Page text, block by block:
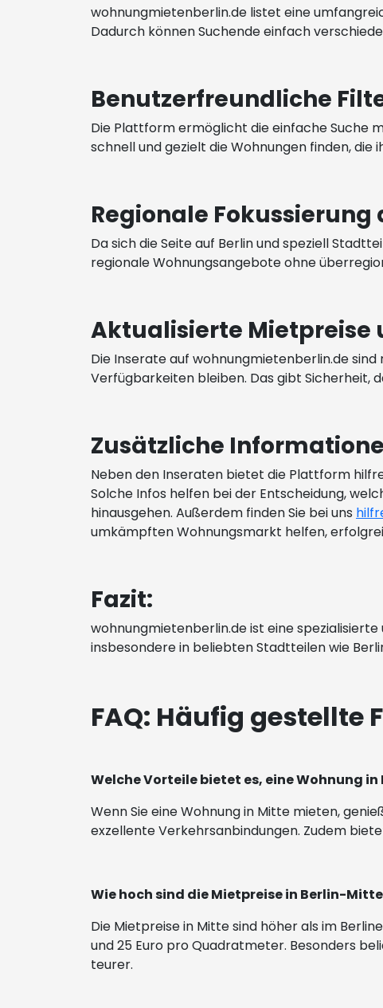
wohnungmietenberlin.de listet eine
Dadurch können Suchende einfach
Benutzerfreundliche
Die Plattform ermöglicht die einfache Suche
schnell und gezielt die Wohnungen finden, die
Regionale
Da sich die Seite auf Berlin und speziell
regionale Wohnungsangebote ohne
Aktualisierte Mietpreise
Die Inserate auf wohnungmietenberlin.de
Verfügbarkeiten bleiben. Das gibt Sicherheit,
Zusätzliche
Neben den Inseraten bietet die Plattform
Solche Infos helfen bei der Entscheidung,
hinausgehen. Außerdem finden Sie bei uns
umkämpften Wohnungsmarkt helfen,
Fazit:
wohnungmietenberlin.de ist eine
insbesondere in beliebten Stadtteilen wie
FAQ: Häufig
Welche Vorteile bietet es, eine Wohnung
Wenn Sie eine Wohnung in Mitte mieten,
exzellente Verkehrsanbindungen. Zudem
Wie hoch sind die Mietpreise in Berlin-
Die Mietpreise in Mitte sind höher als im
und 25 Euro pro Quadratmeter. Besonders
teurer.